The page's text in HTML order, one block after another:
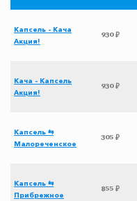
Капсель - Кача
Акция!
930 ₽
Кача - Капсель
Акция!
930 ₽
Капсель ⇆
Малореченское
305 ₽
Капсель ⇆
Прибрежное
855 ₽